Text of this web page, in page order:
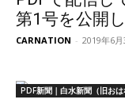
第1号を公開
CARNATION - 2019年6月
PDF新聞｜白水新聞（旧おは